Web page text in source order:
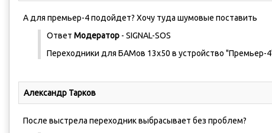
А для премьер-4 подойдет? Хочу туда шумовые поставить
Ответ Модератор - SIGNAL-SOS
Переходники для БАМов 13х50 в устройство "Премьер-
Александр Тарков
После выстрела переходник выбрасывает без проблем?